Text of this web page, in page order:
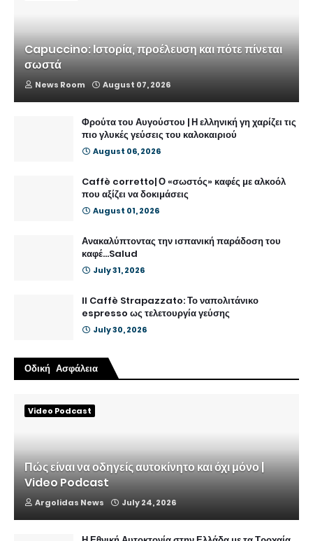
Capuccino: Ιστορία, προέλευση και πότε πίνεται
σωστά
News Room August 07, 2026
Φρούτα του Αυγούστου | Η ελληνική γη χαρίζει τις
πιο γλυκές γεύσεις του καλοκαιριού
August 06, 2026
Caffè corretto| Ο «σωστός» καφές με αλκοόλ
που αξίζει να δοκιμάσεις
August 01, 2026
Ανακαλύπτοντας την ισπανική παράδοση του
καφέ...Salud
July 31, 2026
Il Caffè Strapazzato: Το ναπολιτάνικο
espresso ως τελετουργία γεύσης
July 30, 2026
Οδική Ασφάλεια
Video Podcast
Πώς είναι να οδηγείς αυτοκίνητο και όχι μόνο |
Video Podcast
Argolidas News July 24, 2026